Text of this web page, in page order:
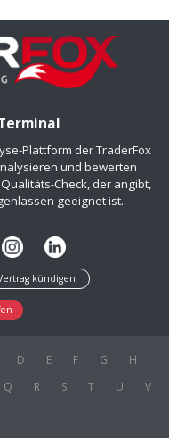
Plattform der TraderFox
und bewerten
Check, der angibt,
geeignet ist.
kündigen
D E F G
H
Q R S T U
V